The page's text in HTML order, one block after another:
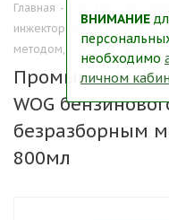
Главная -
инжекторной системы WOG
методом, WGC0530, 800мл
Промывка
WOG
безразборным
800мл
ВНИМАНИЕ
необходимо
личном